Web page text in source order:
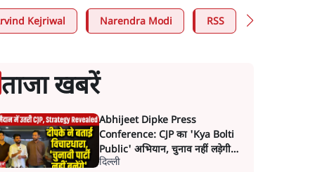
Kejriwal Narendra Modi RSS
ताजा खबरें
Abhijeet Dipke Press
Conference: CJP का 'Kya Bolti
Public' अभियान, चुनाव नहीं लड़ेगी
CJP!
दिल्ली